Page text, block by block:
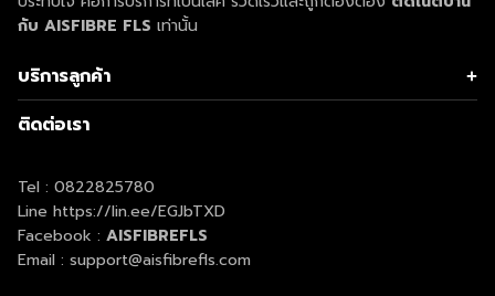
Search
for:
กับ AISFIBRE FLS เท่านั้น
บริการลูกค้า
เกี่ยวกับ AIS
ติดเน็ตบ้าน AIS
ตรวจสอบสัญญาณ AIS
AIS PLAY
ติดต่อเรา
ติดต่อเรา
Tel : 0822825780
Line https://lin.ee/EGJbTXD
Facebook : AISFIBREFLS
Email : support@aisfibrefls.com